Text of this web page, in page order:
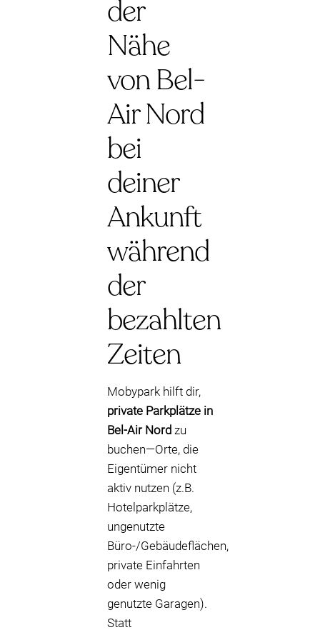
der
Nähe
von Bel-
Air Nord
bei
deiner
Ankunft
während
der
bezahlten
Zeiten
Mobypark hilft dir,
private Parkplätze in
Bel-Air Nord zu
buchen—Orte, die
Eigentümer nicht
aktiv nutzen (z.B.
Hotelparkplätze,
ungenutzte
Büro-/Gebäudeflächen,
private Einfahrten
oder wenig
genutzte Garagen).
Statt